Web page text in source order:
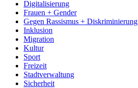
Digitalisierung
Frauen + Gender
Gegen Rassismus + Diskriminierung
Inklusion
Migration
Kultur
Sport
Freizeit
Stadtverwaltung
Sicherheit